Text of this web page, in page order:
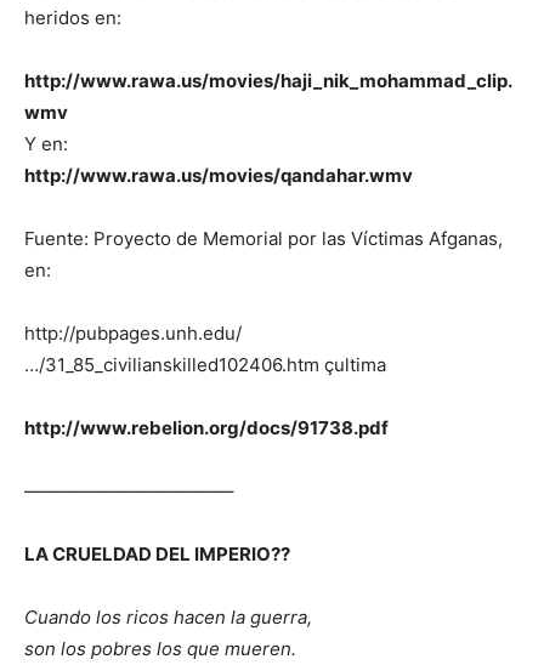
heridos en:
http://www.rawa.us/movies/haji_nik_mohammad_clip.
wmv
Y en:
http://www.rawa.us/movies/qandahar.wmv
Fuente: Proyecto de Memorial por las Víctimas Afganas,
en:
http://pubpages.unh.edu/
…/31_85_civilianskilled102406.htm çultima
http://www.rebelion.org/docs/91738.pdf
———————————–
LA CRUELDAD DEL IMPERIO??
Cuando los ricos hacen la guerra,
son los pobres los que mueren.